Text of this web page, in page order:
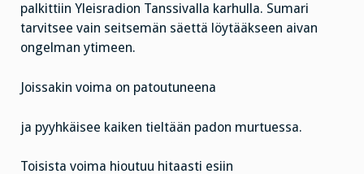
palkittiin Yleisradion Tanssivalla karhulla. Sumari
tarvitsee vain seitsemän säettä löytääkseen aivan
ongelman ytimeen.
Joissakin voima on patoutuneena
ja pyyhkäisee kaiken tieltään padon murtuessa.
Toisista voima hioutuu hitaasti esiin